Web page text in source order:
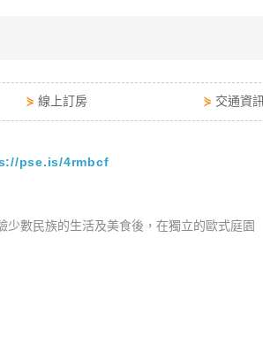
⋟ 線上訂房 ⋟ 交通資訊
pse.is/4rmbcf
數民族的生活及美食後，在獨立的歐式庭園